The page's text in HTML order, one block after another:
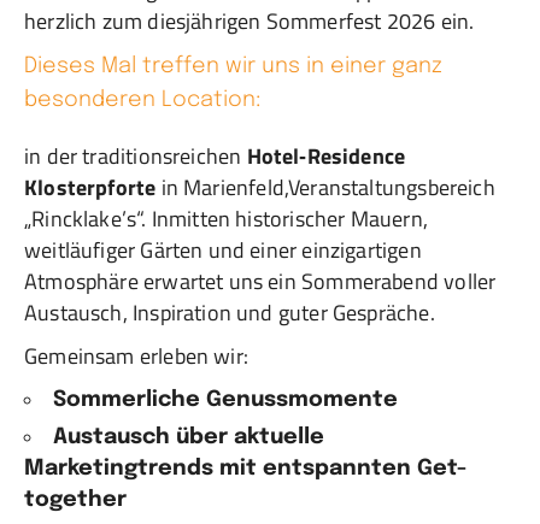
herzlich zum diesjährigen Sommerfest 2026 ein.
Dieses Mal treffen wir uns in einer ganz
besonderen Location:
in der traditionsreichen Hotel‑Residence
Klosterpforte in Marienfeld,Veranstaltungsbereich
„Rincklake’s“. Inmitten historischer Mauern,
weitläufiger Gärten und einer einzigartigen
Atmosphäre erwartet uns ein Sommerabend voller
Austausch, Inspiration und guter Gespräche.
Gemeinsam erleben wir:
Sommerliche Genussmomente
Austausch über aktuelle
Marketingtrends mit entspannten Get-
together